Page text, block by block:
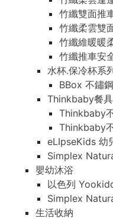
竹纖雙面推
竹纖柔雲雙
竹纖維暖暖
竹纖推車安
水杯.保冷杯系
BBox 不鏽
Thinkbaby餐
Thinkbaby
Thinkbaby
eLIpseKids 幼
Simplex
嬰幼沐浴
以色列
Simplex
生活收納